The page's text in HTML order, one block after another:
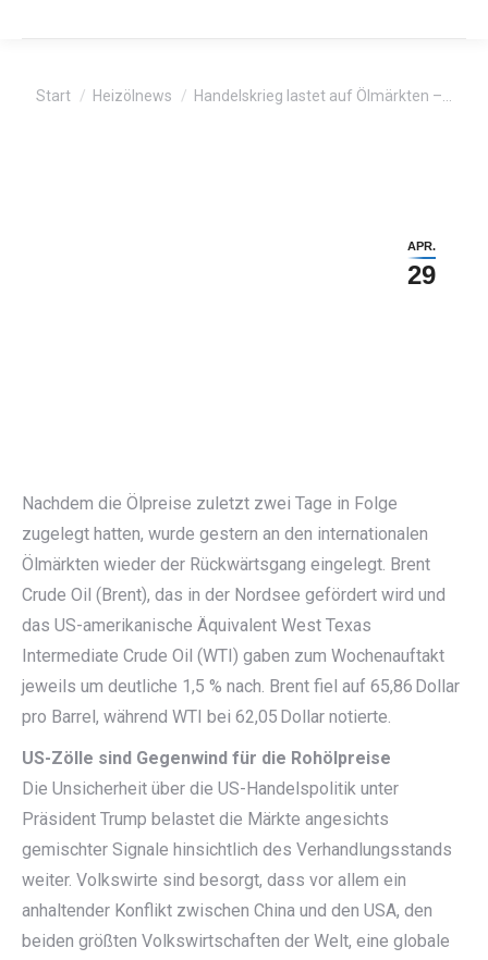
Sie befinden sich hier:
Start Heizölnews Handelskrieg lastet auf Ölmärkten –…
APR.
29
Nachdem die Ölpreise zuletzt zwei Tage in Folge
zugelegt hatten, wurde gestern an den internationalen
Ölmärkten wieder der Rückwärtsgang eingelegt. Brent
Crude Oil (Brent), das in der Nordsee gefördert wird und
das US-amerikanische Äquivalent West Texas
Intermediate Crude Oil (WTI) gaben zum Wochenauftakt
jeweils um deutliche 1,5 % nach. Brent fiel auf 65,86 Dollar
pro Barrel, während WTI bei 62,05 Dollar notierte.
US-Zölle sind Gegenwind für die Rohölpreise
Die Unsicherheit über die US-Handelspolitik unter
Präsident Trump belastet die Märkte angesichts
gemischter Signale hinsichtlich des Verhandlungsstands
weiter. Volkswirte sind besorgt, dass vor allem ein
anhaltender Konflikt zwischen China und den USA, den
beiden größten Volkswirtschaften der Welt, eine globale